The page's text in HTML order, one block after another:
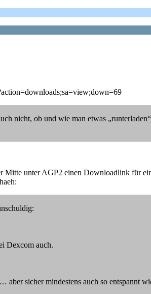
nicht, ob und wie man etwas
unter AGP2 einen Downloadlink für
Dexcom auch.
aber sicher mindestens auch so entspannt